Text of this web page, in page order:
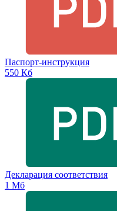
Паспорт-инструкция
550 Кб
Декларация соответствия
1 Мб